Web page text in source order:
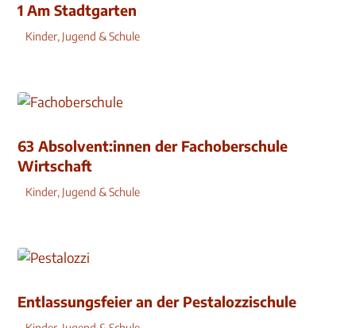
1 Am Stadtgarten
Kinder, Jugend & Schule
63 Absolvent:innen der Fachoberschule
Wirtschaft
Kinder, Jugend & Schule
Entlassungsfeier an der Pestalozzischule